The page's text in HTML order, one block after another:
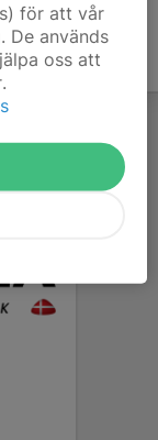
för att vår
De används
oss att